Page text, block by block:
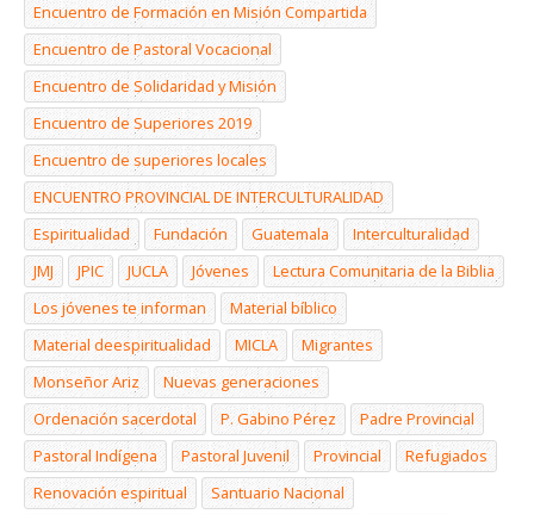
Encuentro de Formación en Misión Compartida
Encuentro de Pastoral Vocacional
Encuentro de Solidaridad y Misión
Encuentro de Superiores 2019
Encuentro de superiores locales
ENCUENTRO PROVINCIAL DE INTERCULTURALIDAD
Espiritualidad
Fundación Guatemala
Interculturalidad
JMJ
JPIC JUCLA Jóvenes
Lectura Comunitaria de la Biblia
Los jóvenes te informan
Material bíblico
Material deespiritualidad
MICLA
Migrantes
Monseñor Ariz
Nuevas generaciones
Ordenación sacerdotal
P. Gabino Pérez
Padre Provincial
Pastoral Indígena
Pastoral Juvenil Provincial
Refugiados
Renovación espiritual
Santuario Nacional